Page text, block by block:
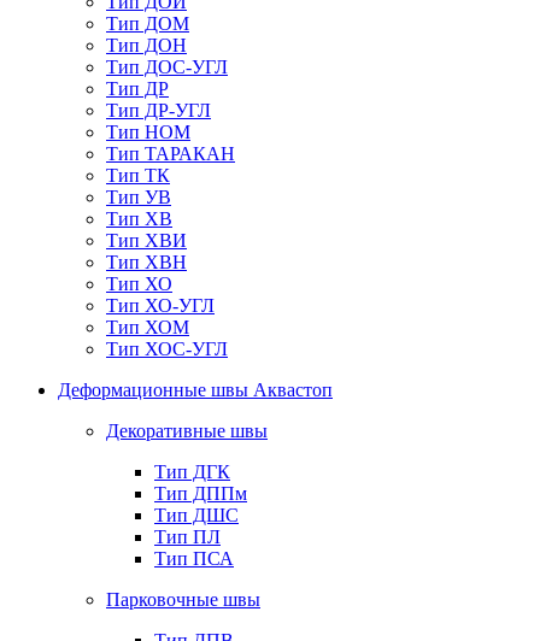
Тип ДОМ
Тип ДОН
Тип ДОС-УГЛ
Тип ДР
Тип ДР-УГЛ
Тип НОМ
Тип ТАРАКАН
Тип ТК
Тип УВ
Тип ХВ
Тип ХВИ
Тип ХВН
Тип ХО
Тип ХО-УГЛ
Тип ХОМ
Тип ХОС-УГЛ
Деформационные швы Аквастоп
Декоративные швы
Тип ДГК
Тип ДППм
Тип ДШС
Тип ПЛ
Тип ПСА
Парковочные швы